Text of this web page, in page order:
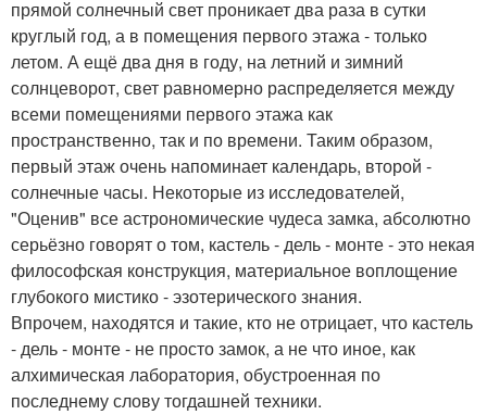
прямой солнечный свет проникает два раза в сутки
круглый год, а в помещения первого этажа - только
летом. А ещё два дня в году, на летний и зимний
солнцеворот, свет равномерно распределяется между
всеми помещениями первого этажа как
пространственно, так и по времени. Таким образом,
первый этаж очень напоминает календарь, второй -
солнечные часы. Некоторые из исследователей,
"Оценив" все астрономические чудеса замка, абсолютно
серьёзно говорят о том, кастель - дель - монте - это некая
философская конструкция, материальное воплощение
глубокого мистико - эзотерического знания.
Впрочем, находятся и такие, кто не отрицает, что кастель
- дель - монте - не просто замок, а не что иное, как
алхимическая лаборатория, обустроенная по
последнему слову тогдашней техники.